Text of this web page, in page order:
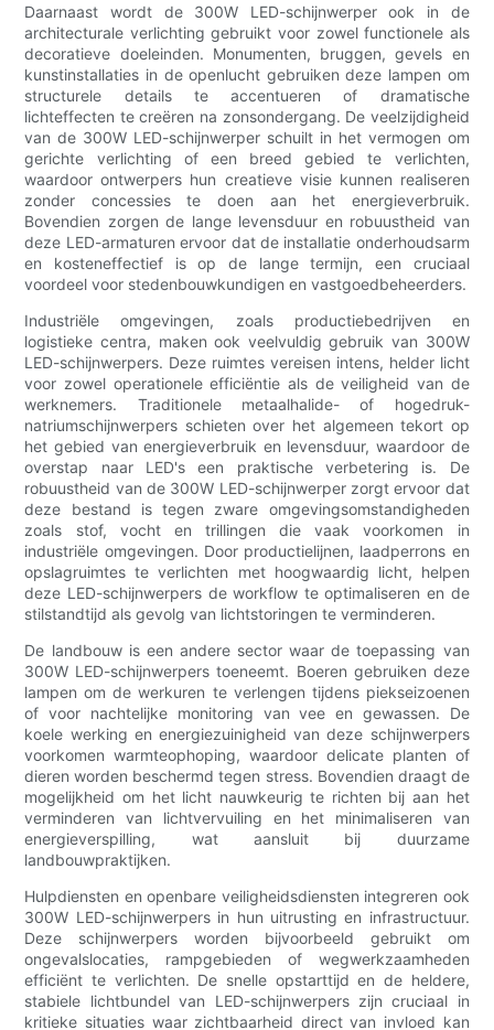
Daarnaast wordt de 300W LED-schijnwerper ook in de
architecturale verlichting gebruikt voor zowel functionele als
decoratieve doeleinden. Monumenten, bruggen, gevels en
kunstinstallaties in de openlucht gebruiken deze lampen om
structurele details te accentueren of dramatische
lichteffecten te creëren na zonsondergang. De veelzijdigheid
van de 300W LED-schijnwerper schuilt in het vermogen om
gerichte verlichting of een breed gebied te verlichten,
waardoor ontwerpers hun creatieve visie kunnen realiseren
zonder concessies te doen aan het energieverbruik.
Bovendien zorgen de lange levensduur en robuustheid van
deze LED-armaturen ervoor dat de installatie onderhoudsarm
en kosteneffectief is op de lange termijn, een cruciaal
voordeel voor stedenbouwkundigen en vastgoedbeheerders.
Industriële omgevingen, zoals productiebedrijven en
logistieke centra, maken ook veelvuldig gebruik van 300W
LED-schijnwerpers. Deze ruimtes vereisen intens, helder licht
voor zowel operationele efficiëntie als de veiligheid van de
werknemers. Traditionele metaalhalide- of hogedruk-
natriumschijnwerpers schieten over het algemeen tekort op
het gebied van energieverbruik en levensduur, waardoor de
overstap naar LED's een praktische verbetering is. De
robuustheid van de 300W LED-schijnwerper zorgt ervoor dat
deze bestand is tegen zware omgevingsomstandigheden
zoals stof, vocht en trillingen die vaak voorkomen in
industriële omgevingen. Door productielijnen, laadperrons en
opslagruimtes te verlichten met hoogwaardig licht, helpen
deze LED-schijnwerpers de workflow te optimaliseren en de
stilstandtijd als gevolg van lichtstoringen te verminderen.
De landbouw is een andere sector waar de toepassing van
300W LED-schijnwerpers toeneemt. Boeren gebruiken deze
lampen om de werkuren te verlengen tijdens piekseizoenen
of voor nachtelijke monitoring van vee en gewassen. De
koele werking en energiezuinigheid van deze schijnwerpers
voorkomen warmteophoping, waardoor delicate planten of
dieren worden beschermd tegen stress. Bovendien draagt ​​de
mogelijkheid om het licht nauwkeurig te richten bij aan het
verminderen van lichtvervuiling en het minimaliseren van
energieverspilling, wat aansluit bij duurzame
landbouwpraktijken.
Hulpdiensten en openbare veiligheidsdiensten integreren ook
300W LED-schijnwerpers in hun uitrusting en infrastructuur.
Deze schijnwerpers worden bijvoorbeeld gebruikt om
ongevalslocaties, rampgebieden of wegwerkzaamheden
efficiënt te verlichten. De snelle opstarttijd en de heldere,
stabiele lichtbundel van LED-schijnwerpers zijn cruciaal in
kritieke situaties waar zichtbaarheid direct van invloed kan